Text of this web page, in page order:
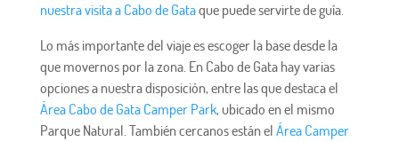
nuestra visita a Cabo de Gataque puede servirte de guía.
Lo más importante del viaje es escoger la base desde la
que movernos por la zona. En Cabo de Gata hay varias
opciones a nuestra disposición, entre las que destaca el
Área Cabo de Gata Camper Park, ubicado en el mismo
Parque Natural. También cercanos están el Área Camper